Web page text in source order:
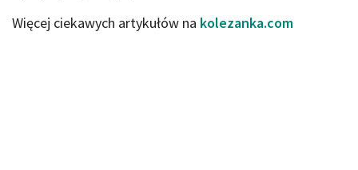
Więcej ciekawych artykułów na kolezanka.com